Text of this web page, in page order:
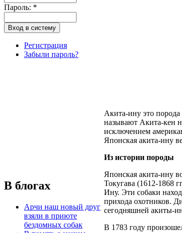
Пароль: *
Регистрация
Забыли пароль?
В блогах
Арчи наш новый друг
взяли в приюте
бездомных собак
Акита-ину это
называют Акита-кен
исключением
Японская акита-ину
Из истории породы
Японская акита-ину
Токугава (1612-1868
Ину. Эти собаки
прихода охотников.
сегодняшней акиты-
В 1783 году